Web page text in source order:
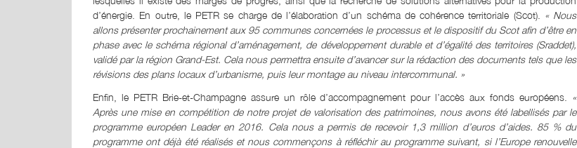
d’énergie. En outre, le PETR se charge de l’élaboration d’un schéma de cohérence territoriale (Scot). « Nous
allons présenter prochainement aux 95 communes concernées le processus et le dispositif du Scot afin d’être en
phase avec le schéma régional d’aménagement, de développement durable et d’égalité des territoires (Sraddet),
validé par la région Grand-Est. Cela nous permettra ensuite d’avancer sur la rédaction des documents tels que les
révisions des plans locaux d’urbanisme, puis leur montage au niveau intercommunal. »
Enfin, le PETR Brie-et-Champagne assure un rôle d’accompagnement pour l’accès aux fonds européens. «
Après une mise en compétition de notre projet de valorisation des patrimoines, nous avons été labellisés par le
programme européen Leader en 2016. Cela nous a permis de recevoir 1,3 million d’euros d’aides. 85 % du
programme ont déjà été réalisés et nous commençons à réfléchir au programme suivant, si l’Europe renouvelle